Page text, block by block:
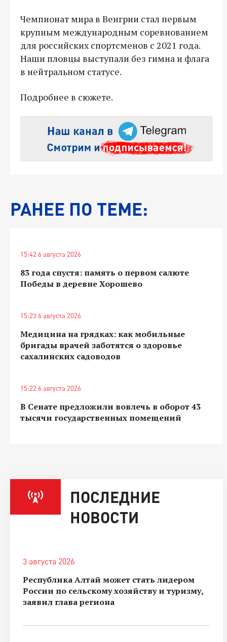
Чемпионат мира в Венгрии стал первым
крупным международным соревнованием
для российских спортсменов с 2021 года.
Наши пловцы выступали без гимна и флага
в нейтральном статусе.
Подробнее в сюжете.
РАНЕЕ ПО ТЕМЕ:
15:42 6 августа 2026
83 года спустя: память о первом салюте
Победы в деревне Хорошево
15:23 6 августа 2026
Медицина на грядках: как мобильные
бригады врачей заботятся о здоровье
сахалинских садоводов
15:22 6 августа 2026
В Сенате предложили вовлечь в оборот 43
тысячи государственных помещений
ПОСЛЕДНИЕ
НОВОСТИ
3 августа 2026
Республика Алтай может стать лидером
России по сельскому хозяйству и туризму,
заявил глава региона